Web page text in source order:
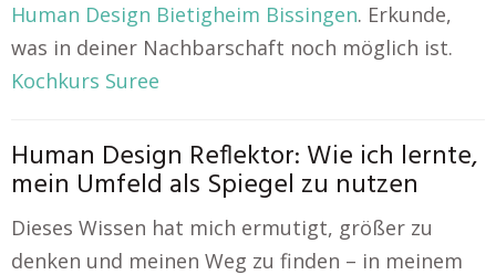
Human Design Bietigheim Bissingen. Erkunde,
was in deiner Nachbarschaft noch möglich ist.
Kochkurs Suree
Human Design Reflektor: Wie ich lernte,
mein Umfeld als Spiegel zu nutzen
Dieses Wissen hat mich ermutigt, größer zu
denken und meinen Weg zu finden – in meinem